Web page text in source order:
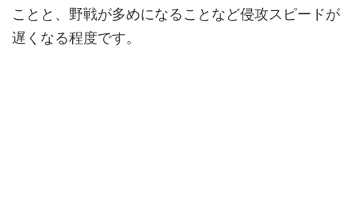
ことと、野戦が多めになることなど侵攻スピードが
遅くなる程度です。